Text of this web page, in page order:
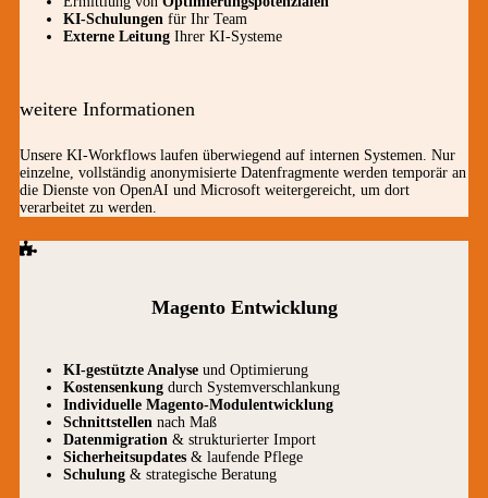
KI-Schulungen für Ihr Team
Externe Leitung Ihrer KI-Systeme
weitere Informationen
Unsere KI-Workflows laufen überwiegend auf internen Systemen. Nur
einzelne, vollständig anonymisierte Datenfragmente werden temporär an
die Dienste von OpenAI und Microsoft weitergereicht, um dort
verarbeitet zu werden.
Magento Entwicklung
KI-gestützte Analyse und Optimierung
Kostensenkung durch Systemverschlankung
Individuelle Magento-Modulentwicklung
Schnittstellen nach Maß
Datenmigration & strukturierter Import
Sicherheitsupdates & laufende Pflege
Schulung & strategische Beratung